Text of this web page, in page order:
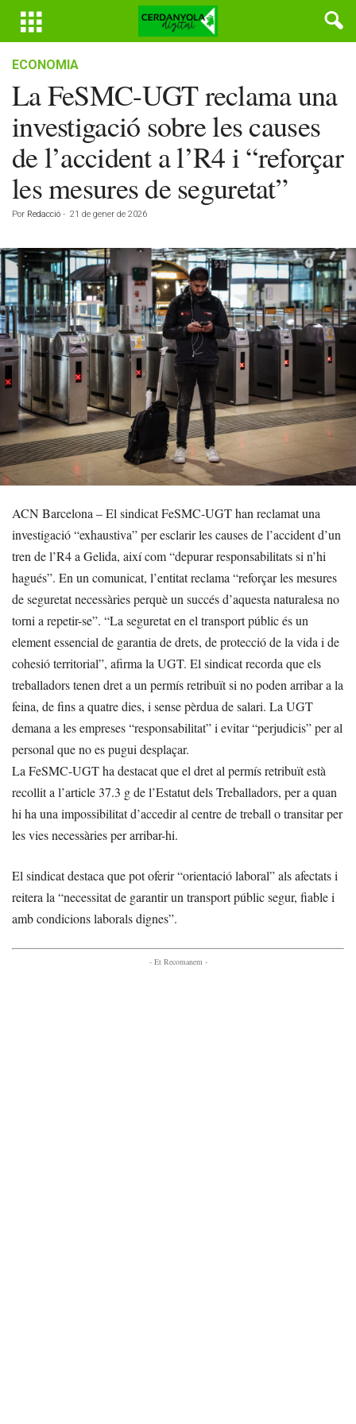
ECONOMIA
La FeSMC-UGT reclama una
investigació sobre les causes
de l’accident a l’R4 i “reforçar
les mesures de seguretat”
Por Redacció - 21 de gener de 2026
ACN Barcelona – El sindicat FeSMC-UGT han reclamat una
investigació “exhaustiva” per esclarir les causes de l’accident d’un
tren de l’R4 a Gelida, així com “depurar responsabilitats si n’hi
hagués”. En un comunicat, l’entitat reclama “reforçar les mesures
de seguretat necessàries perquè un succés d’aquesta naturalesa no
torni a repetir-se”. “La seguretat en el transport públic és un
element essencial de garantia de drets, de protecció de la vida i de
cohesió territorial”, afirma la UGT. El sindicat recorda que els
treballadors tenen dret a un permís retribuït si no poden arribar a la
feina, de fins a quatre dies, i sense pèrdua de salari. La UGT
demana a les empreses “responsabilitat” i evitar “perjudicis” per al
personal que no es pugui desplaçar.
La FeSMC-UGT ha destacat que el dret al permís retribuït està
recollit a l’article 37.3 g de l’Estatut dels Treballadors, per a quan
hi ha una impossibilitat d’accedir al centre de treball o transitar per
les vies necessàries per arribar-hi.
El sindicat destaca que pot oferir “orientació laboral” als afectats i
reitera la “necessitat de garantir un transport públic segur, fiable i
amb condicions laborals dignes”.
- Et Recomanem -